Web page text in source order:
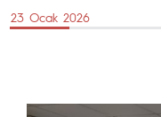
23 Ocak 2026